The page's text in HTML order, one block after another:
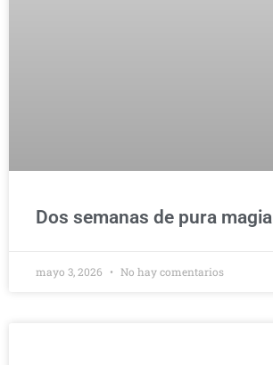
Dos semanas de pura magia
mayo 3, 2026 No hay comentarios